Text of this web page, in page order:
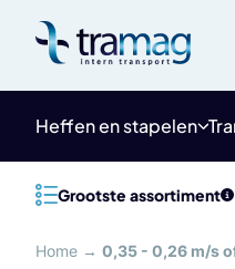
content
Heffen en stapelen
Grootste assortiment
Home → 0,35 - 0,26 m/s